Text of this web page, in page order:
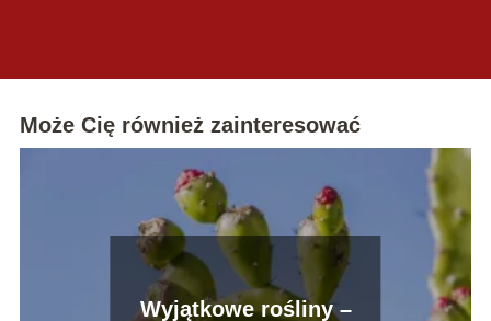
Może Cię również zainteresować
Wyjątkowe rośliny –